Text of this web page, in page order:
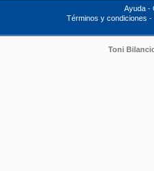
Ayuda -
Términos y condiciones -
Toni